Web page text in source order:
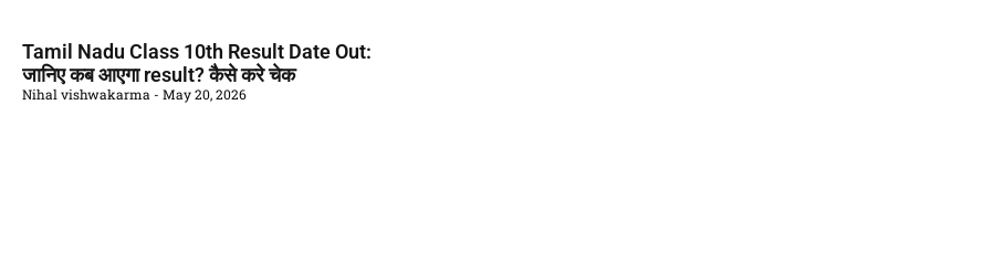
Tamil Nadu Class 10th Result Date Out:
जानिए कब आएगा result? कैसे करे चेक
Nihal vishwakarma May 20, 2026